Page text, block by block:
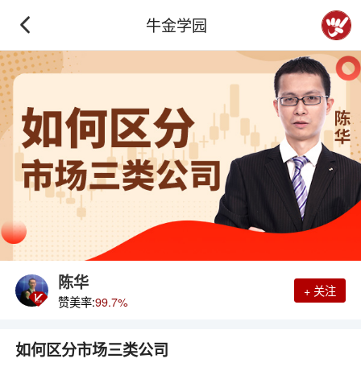
牛金学园
陈华
赞美率:99.7%
+ 关注
如何区分市场三类公司